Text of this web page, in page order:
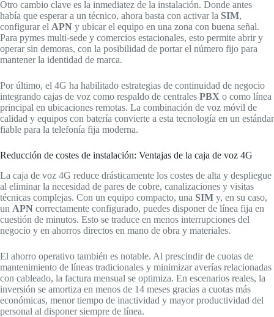
Otro cambio clave es la inmediatez de la instalación. Donde antes
había que esperar a un técnico, ahora basta con activar la SIM,
configurar el APN y ubicar el equipo en una zona con buena señal.
Para pymes multi-sede y comercios estacionales, esto permite abrir y
operar sin demoras, con la posibilidad de portar el número fijo para
mantener la identidad de marca.
Por último, el 4G ha habilitado estrategias de continuidad de negocio
integrando cajas de voz como respaldo de centrales PBX o como línea
principal en ubicaciones remotas. La combinación de voz móvil de
calidad y equipos con batería convierte a esta tecnología en un estándar
fiable para la telefonía fija moderna.
Reducción de costes de instalación: Ventajas de la caja de voz 4G
La caja de voz 4G reduce drásticamente los costes de alta y despliegue
al eliminar la necesidad de pares de cobre, canalizaciones y visitas
técnicas complejas. Con un equipo compacto, una SIM y, en su caso,
un APN correctamente configurado, puedes disponer de línea fija en
cuestión de minutos. Esto se traduce en menos interrupciones del
negocio y en ahorros directos en mano de obra y materiales.
El ahorro operativo también es notable. Al prescindir de cuotas de
mantenimiento de líneas tradicionales y minimizar averías relacionadas
con cableado, la factura mensual se optimiza. En escenarios reales, la
inversión se amortiza en menos de 14 meses gracias a cuotas más
económicas, menor tiempo de inactividad y mayor productividad del
personal al disponer siempre de línea.